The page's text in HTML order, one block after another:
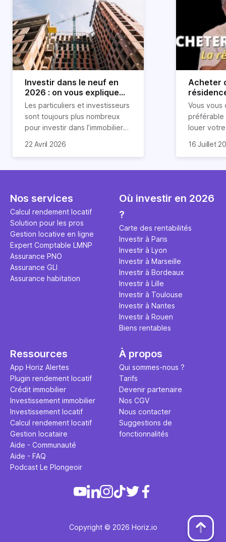
Investir dans le neuf en
2026 : on vous explique
tout !
Les particuliers et investisseurs
sont toujours plus nombreux
pour investir dans l’immobilier
nombreux avantages à choisir
expliquons tout dans cet
22 Avril 2026
Acheter
règle
révélée
Vous vous
préférable
louer
expert en
règle
ce secret
l'argent
principale
études et
16 Juillet
Nos services
Calcul rendement locatif
Solution pour les pros
Gestion locative en ligne
Expert Comptable LMNP
Assurance PNO
Assurance GLI
Assurance habitation
Où investir en 2026
?
Carte des rentabilités
Investir à Paris
Investir à Lyon
Investir à Marseille
Investir à Bordeaux
Investir à Lille
Investir à Toulouse
Investir à Nantes
Investir à Rouen
Biens rentables
Ressources
App Horiz Alertes
Plugin rendement locatif
Crédit immobilier
Investissement immobilier
Investissement locatif
Calcul rendement locatif
Gestion locataire
Aide - Communauté
Aide - FAQ
Podcast Le Plongeoir
À propos
Qui sommes-nous ?
Tarifs
Devenir partenaire
Nos CGV
Nous contacter
Suggestions de
fonctionnalités
Copyright © 2026 Horiz.io